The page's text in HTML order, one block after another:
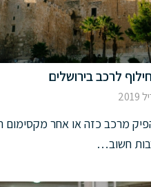
לרכב בירושלים
מרכב כזה או אחר מקסימום
חשוב…